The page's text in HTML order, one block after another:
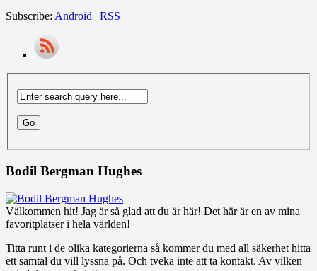
Subscribe: Android | RSS
Bodil Bergman Hughes
Välkommen hit! Jag är så glad att du är här! Det här är en av mina
favoritplatser i hela världen!
Titta runt i de olika kategorierna så kommer du med all säkerhet hitta
ett samtal du vill lyssna på. Och tveka inte att ta kontakt. Av vilken